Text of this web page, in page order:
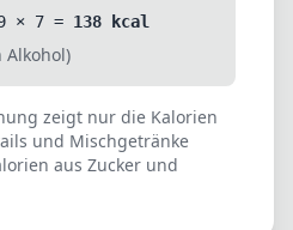
× 7 = 138 kcal
Alkohol)
zeigt nur die Kalorien
und Mischgetränke
aus Zucker und